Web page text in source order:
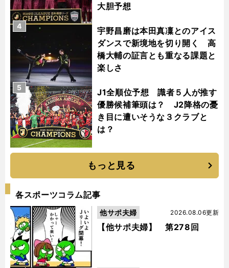
大胆予想
宇野昌磨は本田真凜とのアイス
ダンスで新境地を切り開く 高
橋大輔の証言とも重なる課題と
楽しさ
4
J1全順位予想 識者５人が推す
優勝候補筆頭は？ J2降格の憂
き目に遭いそうな３クラブと
は？
5
もっと見る
各スポーツコラム記事
【他サポ夫婦】 第278回
2026.08.06更新
他サポ夫婦